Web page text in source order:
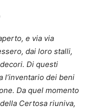
e via via
dai loro stalli,
Di questi
l’inventario dei beni
Da quel momento
Certosa riuniva,